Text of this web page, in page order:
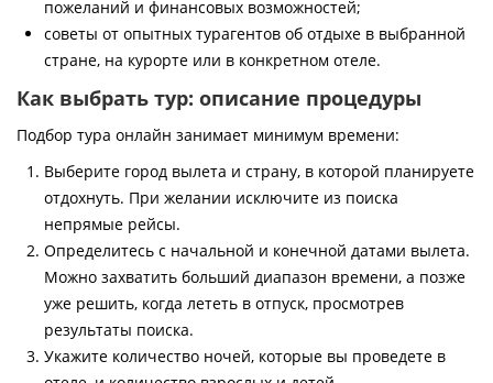
пожеланий и финансовых возможностей;
советы от опытных турагентов об отдыхе в выбранной
стране, на курорте или в конкретном отеле.
Как выбрать тур: описание процедуры
Подбор тура онлайн занимает минимум времени:
Выберите город вылета и страну, в которой планируете
отдохнуть. При желании исключите из поиска
непрямые рейсы.
Определитесь с начальной и конечной датами вылета.
Можно захватить больший диапазон времени, а позже
уже решить, когда лететь в отпуск, просмотрев
результаты поиска.
Укажите количество ночей, которые вы проведете в